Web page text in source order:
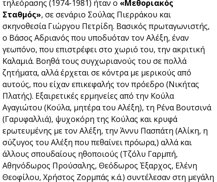
τηλεόρασης (1974-1981) ήταν ο «Μεθοριακός
Σταθμός», σε σενάριο Σούλας Πιερράκου και
σκηνοθεσία Γιώργου Πετρίδη. Βασικός πρωταγωνιστής,
ο Βάσος Αδριανός που υποδυόταν τον Αλέξη, έναν
γεωπόνο, που επιστρέφει στο χωριό του, την ακριτική
Καλαμιά. Βοηθά τους συγχωριανούς του σε πολλά
ζητήματα, αλλά έρχεται σε κόντρα με μερικούς από
αυτούς, που είχαν επικεφαλής τον πρόεδρο (Νικήτας
Πλατής). Εξαιρετικές ερμηνείες από την Κούλα
Αγαγιώτου (Κούλα, μητέρα του Αλέξη), τη Ρένα Βουτσινά
(Γαρυφαλλιά), ψυχοκόρη της Κούλας και κρυφά
ερωτευμένης με τον Αλέξη, την Άννυ Πασπάτη (Αλίκη, η
σύζυγος του Αλέξη που πεθαίνει πρόωρα,) αλλά και
άλλους σπουδαίους ηθοποιούς (Τζόλυ Γαρμπή,
Αθηνόδωρος Προύσαλης, Θεόδωρος Έξαρχος, Ελένη
Θεοφίλου, Χρήστος Ζορμπάς κ.ά.) συντέλεσαν στη μεγάλη